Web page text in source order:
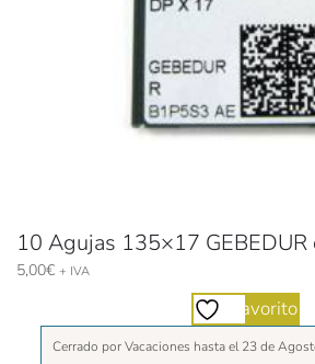
10 Agujas 135×17 GEBEDUR
5,00€ + IVA
Favorito
Cerrado por Vacaciones hasta el 23 de